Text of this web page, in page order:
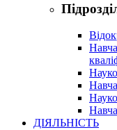
ДІЯЛЬНІСТЬ